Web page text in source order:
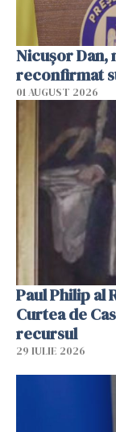
Nicuşor Dan,
reconfirmat
01 AUGUST 2026
Paul Philip al
Curtea de
recursul
29 IULIE 2026